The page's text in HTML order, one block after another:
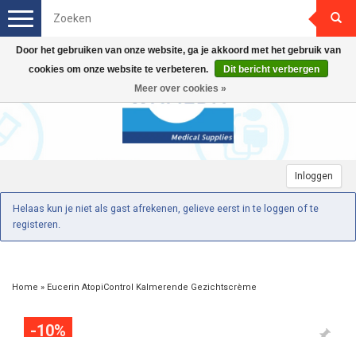
Inloggen
Toggle
Helaas kun je niet als gast afrekenen, gelieve eerst in te loggen of te
registeren.
Home » Eucerin AtopiControl Kalmerende Gezichtscrème
-10%
Door het gebruiken van onze website, ga je akkoord met het gebruik van
cookies om onze website te verbeteren.
Dit bericht verbergen
Meer over cookies »